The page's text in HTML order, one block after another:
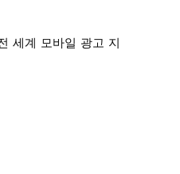
세계 모바일 광고 지